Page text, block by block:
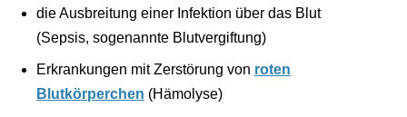
die Ausbreitung einer Infektion über das Blut
(Sepsis, sogenannte Blutvergiftung)
Erkrankungen mit Zerstörung von roten
Blutkörperchen (Hämolyse)